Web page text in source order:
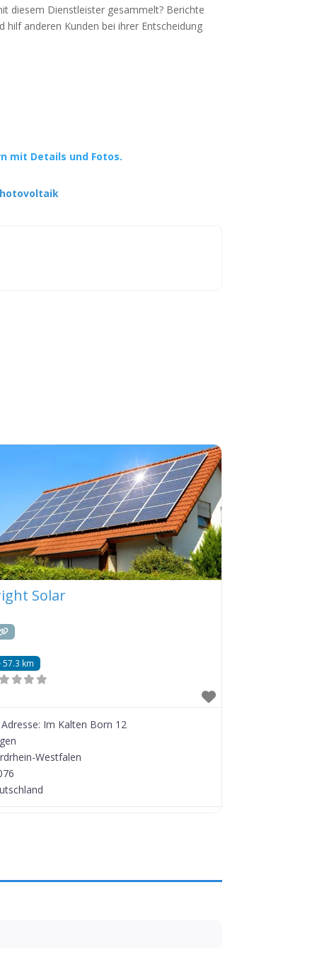
diesem Dienstleister gesammelt? Berichte
hilf anderen Kunden bei ihrer Entscheidung
mit Details und Fotos.
Solar
57.3 km
Adresse: Im Kalten Born 12
Westfalen